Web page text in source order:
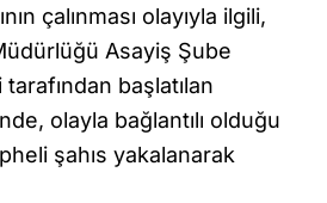
çalınması olayıyla ilgili,
Asayiş Şube
başlatılan
olayla bağlantılı olduğu
şahıs yakalanarak